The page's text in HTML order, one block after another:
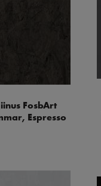
FosbArt
Espresso